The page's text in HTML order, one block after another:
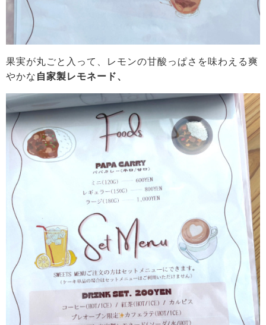
果実が丸ごと入って、レモンの甘酸っぱさを味わえる爽
やかな 自家製レモネード、